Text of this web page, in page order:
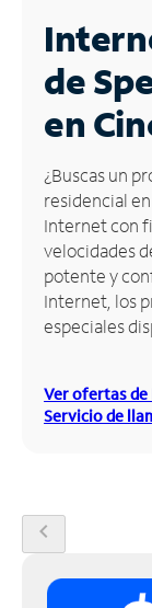
Business
Contáctanos
Inglés
Administrar
cuenta
Encuentra
una
tienda
de
en
¿Buscas un
residencial
Internet con
velocidades
potente y
Internet, los
especiales
Ver ofertas
Servicio de
chevron_left